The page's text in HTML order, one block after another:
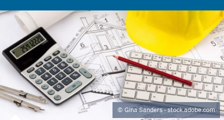
Gina Sanders - stock.adobe.com